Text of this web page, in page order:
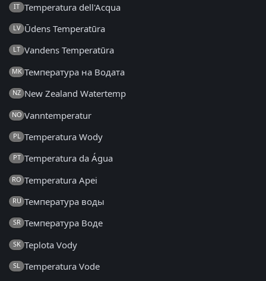
IT Temperatura dell'Acqua
LV Ūdens Temperatūra
LT Vandens Temperatūra
MK Температура на Водата
NZ New Zealand Watertemp
NO Vanntemperatur
PL Temperatura Wody
PT Temperatura da Água
RO Temperatura Apei
RU Температура воды
SR Температура Воде
SK Teplota Vody
SL Temperatura Vode